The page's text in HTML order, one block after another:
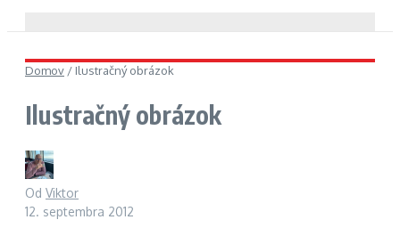
Domov / Ilustračný obrázok
Ilustračný obrázok
Od Viktor
12. septembra 2012